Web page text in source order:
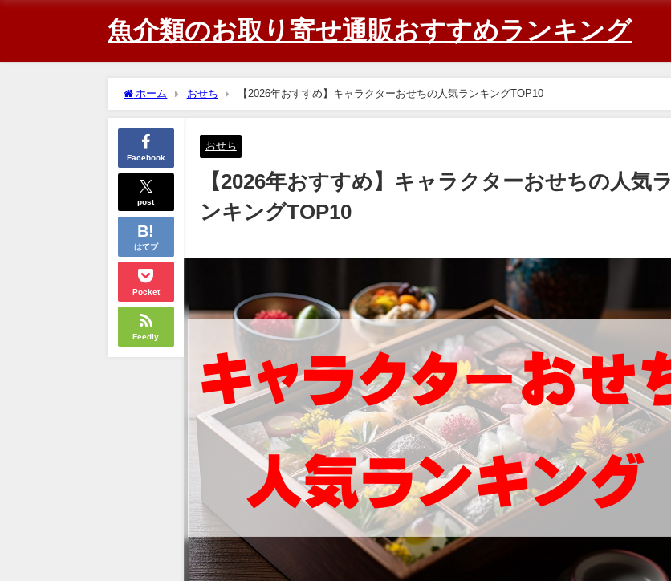
魚介類のお取り寄せ通販おすすめランキング
ホーム おせち 【2026年おすすめ】キャラクターおせちの人気ランキングTOP10
Facebook
post
はてブ
Pocket
Feedly
おせち
【2026年おすすめ】キャラクターおせちの人気ラ
ンキングTOP10